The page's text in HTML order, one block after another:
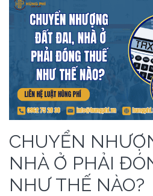
CHUYỂN
NHÀ Ở PHẢI
NHƯ THẾ NÀO?